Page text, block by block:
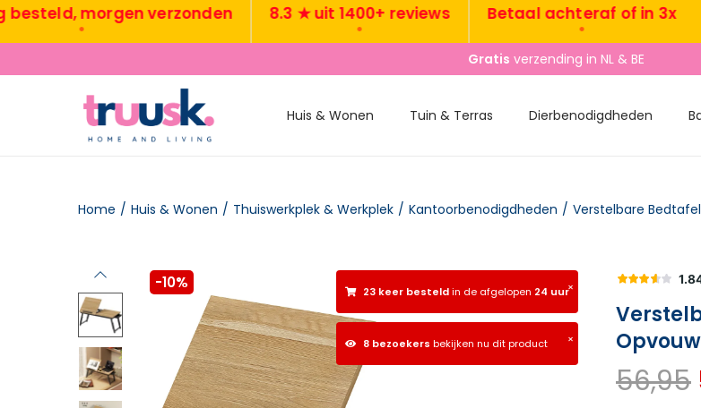
morgen verzonden 8.3 ★ uit 1400+ reviews Betaal achteraf of in 3x
Gratis verzending in NL & BE
Huis & Wonen Tuin & Terras Dierbenodigdheden
Home / Huis & Wonen / Thuiswerkplek & Werkplek / Kantoorbenodigdheden / Verstelbare
×
23 keer besteldin de afgelopen 24 uur
×
8 bezoekers bekijken nu dit product
-10%
56,95